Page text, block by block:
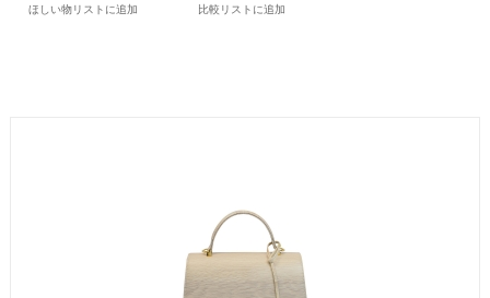
ほしい物リストに追加 比較リストに追加